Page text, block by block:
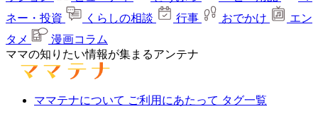
ネー・投資
くらしの相談 行事 おでかけ
エン
タメ
漫画コラム
ママの知りたい情報が集まるアンテナ
ママテナについて ご利用にあたって タグ一覧